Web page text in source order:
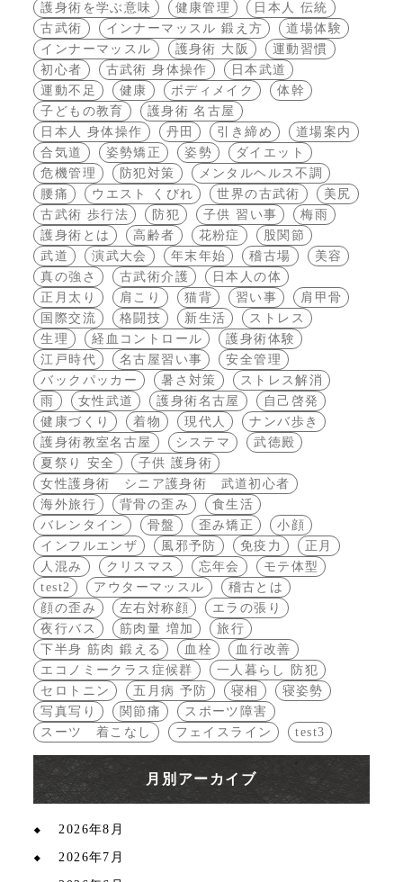
護身術を学ぶ意味
健康管理
日本人 伝統
古武術
インナーマッスル 鍛え方
道場体験
インナーマッスル
護身術 大阪
運動習慣
初心者
古武術 身体操作
日本武道
運動不足
健康 ボディメイク
体幹
子どもの教育
護身術 名古屋
日本人 身体操作
丹田 引き締め
道場案内
合気道
姿勢矯正 姿勢
ダイエット
危機管理
防犯対策
メンタルヘルス不調
腰痛
ウエスト くびれ 世界の古武術
美尻
古武術 歩行法
防犯 子供 習い事
梅雨
護身術とは
高齢者 花粉症
股関節
武道
演武大会 年末年始 稽古場
美容
真の強さ
古武術介護
日本人の体
正月太り
肩こり 猫背 習い事
肩甲骨
国際交流
格闘技 新生活
ストレス
生理
経血コントロール
護身術体験
江戸時代
名古屋習い事
安全管理
バックパッカー
暑さ対策
ストレス解消
雨
女性武道 護身術名古屋
自己啓発
健康づくり
着物 現代人
ナンバ歩き
護身術教室名古屋
システマ
武徳殿
夏祭り 安全
子供 護身術
女性護身術 シニア護身術 武道初心者
海外旅行
背骨の歪み
食生活
バレンタイン
骨盤 歪み矯正
小顔
インフルエンザ
風邪予防 免疫力
正月
人混み
クリスマス 忘年会
モテ体型
test2
アウターマッスル
稽古とは
顔の歪み
左右対称顔
エラの張り
夜行バス
筋肉量 増加
旅行
下半身 筋肉 鍛える
血栓
血行改善
エコノミークラス症候群
一人暮らし 防犯
セロトニン
五月病 予防 寝相
寝姿勢
写真写り
関節痛
スポーツ障害
スーツ 着こなし
フェイスライン test3
月別アーカイブ
2026年8月
2026年7月